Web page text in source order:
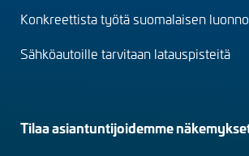
Konkreettista työtä suomalaisen
Sähköautoille tarvitaan latauspisteitä
Tilaa asiantuntijoidemme